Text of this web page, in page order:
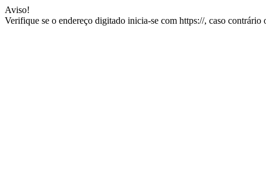
Aviso!
Verifique se o endereço digitado inicia-se com https://, caso contrário